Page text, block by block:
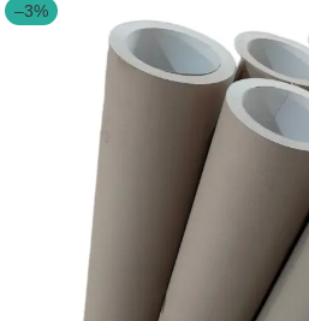
–3%